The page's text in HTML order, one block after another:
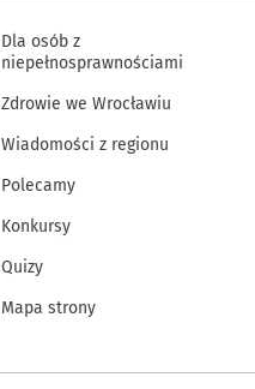
Dla osób z
niepełnosprawnościami
Zdrowie we Wrocławiu
Wiadomości z regionu
Polecamy
Konkursy
Quizy
Mapa strony